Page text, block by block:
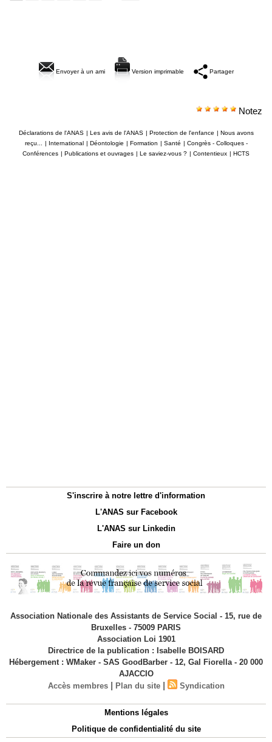
Envoyer à un ami Version imprimable Partager
Notez
Déclarations de l'ANAS Les avis de l'ANAS Protection de l'enfance
Nous avons
reçu...
International Déontologie Formation Santé
Congrès - Colloques -
Conférences
Publications et ouvrages Le saviez-vous ? Contentieux HCTS
S'inscrire à notre lettre d'information
L'ANAS sur Facebook
L'ANAS sur Linkedin
Faire un don
Association Nationale des Assistants de Service Social - 15, rue de
Bruxelles - 75009 PARIS
Association Loi 1901
Directrice de la publication : Isabelle BOISARD
Hébergement : WMaker - SAS GoodBarber - 12, Gal Fiorella - 20 000
AJACCIO
Accès membres | Plan du site | Syndication
Mentions légales
Politique de confidentialité du site